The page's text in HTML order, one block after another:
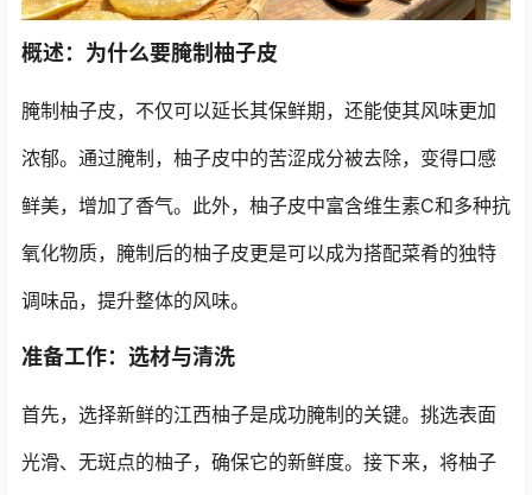
概述：为什么要腌制柚子皮
腌制柚子皮，不仅可以延长其保鲜期，还能使其风味更加
浓郁。通过腌制，柚子皮中的苦涩成分被去除，变得口感
鲜美，增加了香气。此外，柚子皮中富含维生素C和多种抗
氧化物质，腌制后的柚子皮更是可以成为搭配菜肴的独特
调味品，提升整体的风味。
准备工作：选材与清洗
首先，选择新鲜的江西柚子是成功腌制的关键。挑选表面
光滑、无斑点的柚子，确保它的新鲜度。接下来，将柚子